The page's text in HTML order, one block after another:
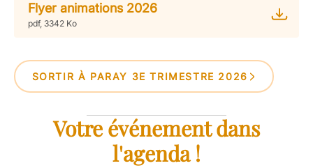
Flyer animations 2026
pdf, 3342 Ko
SORTIR À PARAY 3E TRIMESTRE 2026
Votre événement dans
l'agenda !